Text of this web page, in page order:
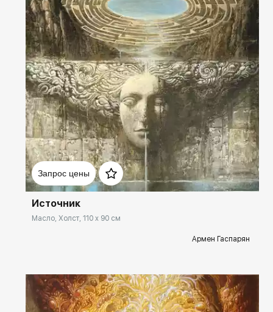
Запрос цены
Домен: spb.rakovgallery.ru
Источник
Масло, Холст, 110 x 90 см
Армен Гаспарян